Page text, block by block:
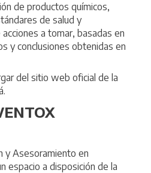
de productos químicos,
de salud y
a tomar, basadas en
y conclusiones obtenidas en
del sitio web oficial de la
.
y Asesoramiento en
espacio a disposición de la